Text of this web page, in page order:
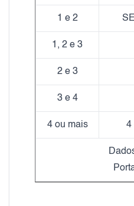
1 e 2
1, 2 e 3
2 e 3
3 e 4
4 ou mais 4